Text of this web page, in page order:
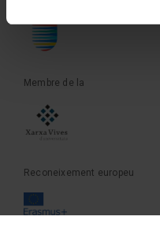
Membre de la
Reconeixement europeu